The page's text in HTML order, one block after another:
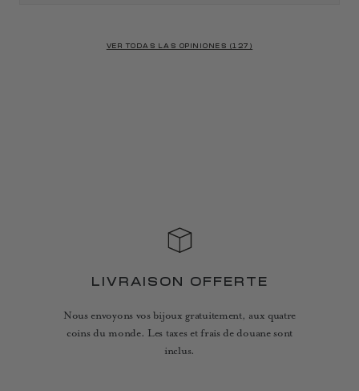
VER TODAS LAS OPINIONES (127)
LIVRAISON OFFERTE
Nous envoyons vos bijoux gratuitement, aux quatre
coins du monde. Les taxes et frais de douane sont
inclus.